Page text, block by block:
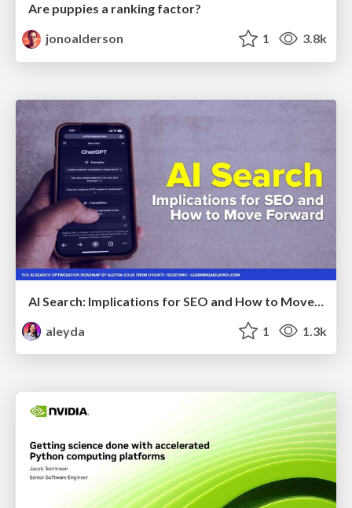
Are puppies a ranking factor?
jonoalderson
1 3.8k
aleyda
1 1.3k